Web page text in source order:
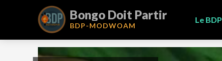
Bongo Doit Partir
BDP-MODWOAM
Le BDP